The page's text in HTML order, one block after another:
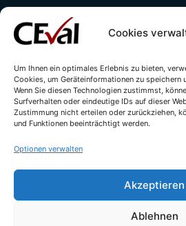
Cookies
Um Ihnen ein optimales Erlebnis zu bieten,
Cookies, um Geräteinformationen zu speichern
Wenn Sie diesen Technologien zustimmst,
Surfverhalten oder eindeutige IDs auf dieser
Zustimmung nicht erteilen oder zurückziehen,
und Funktionen beeinträchtigt werden.
Optionen verwalten
Akzeptieren
Ablehnen
Kontakt Impressum
Cookie-Richtlinie